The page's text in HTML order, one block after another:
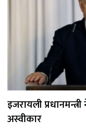
इजरायली
अस्वीकार